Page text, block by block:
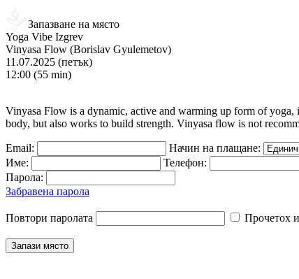
Запазване на място
Yoga Vibe Izgrev
Vinyasa Flow (Borislav Gyulemetov)
11.07.2025 (петък)
12:00 (55 min)
Vinyasa Flow is a dynamic, active and warming up form of
body, but also works to build strength. Vinyasa flow is not
Email:
Начин на плащане:
Име:
Телефон:
Парола:
Забравена парола
Повтори паролата Прочетох